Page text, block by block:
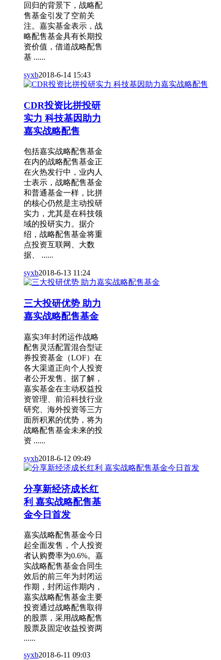
回归的背景下，战略配
售基金引发了空前关
注。嘉实基金表示，战
略配售基金具有长期投
资价值，借道战略配售
基 ......
syxb2018-6-14 15:43
CDR投资比拼投研
实力 科技基因助力
嘉实战略配售
包括嘉实战略配售基金
在内的战略配售基金正
在火热发行中，业内人
士表示，战略配售基金
和普通基金一样，比拼
的核心仍然是主动投研
实力，尤其是在科技领
域的投研实力。据介
绍，战略配售基金将重
点投资互联网、大数
据、 ......
syxb2018-6-13 11:24
三大投研优势 助力
嘉实战略配售基金
嘉实3年封闭运作战略
配售灵活配置混合型证
券投资基金（LOF）在
各大渠道正向个人投资
者公开发售。据了解，
嘉实基金在主动权益投
资管理、前沿科技行业
研究、海外投资等三方
面所积累的优势，将为
战略配售基金未来的投
资 ......
syxb2018-6-12 09:49
分享新经济成长红
利 嘉实战略配售基
金今日首发
嘉实战略配售基金今日
起全面发售，个人投资
者认购费率为0.6%。嘉
实战略配售基金合同生
效后的前三年为封闭运
作期，封闭运作期内，
嘉实战略配售基金主要
投资通过战略配售取得
的股票，采用战略配售
股票及固定收益投资两
......
syxb2018-6-11 09:03